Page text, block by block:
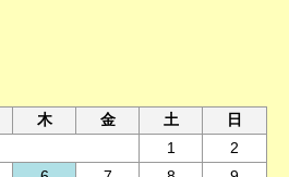
木 金 土
日
1
2